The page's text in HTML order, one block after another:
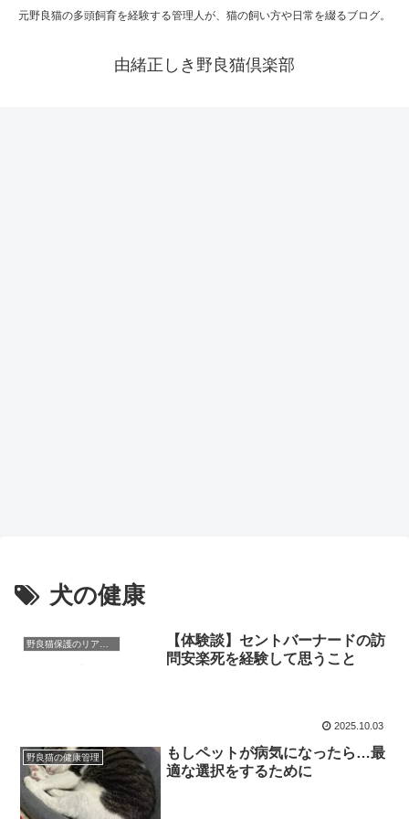
元野良猫の多頭飼育を経験する管理人が、猫の飼い方や日常を綴るブログ。
由緒正しき野良猫倶楽部
犬の健康
【体験談】セントバーナードの訪
問安楽死を経験して思うこと
2025.10.03
野良猫の健康管理
もしペットが病気になったら…最
適な選択をするために